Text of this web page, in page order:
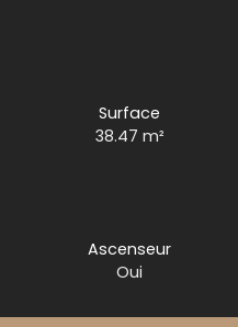
Surface
38.47 m²
Ascenseur
Oui